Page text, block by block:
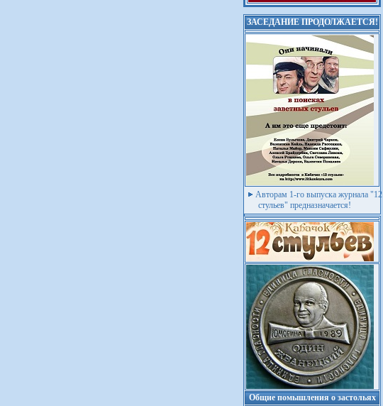
ЗАСЕДАНИЕ ПРОДОЛЖАЕТСЯ!
Авторам 1-го выпуска журнала "12
стульев" предназначается!
Общие помышления о застольях